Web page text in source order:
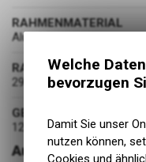
RAHMENMATERIAL
Aluminium
RADDURCHMESSER
29 Zoll
GEWICHT
12.8 kg
Ausstattung
Welche
bevorzugen
Damit Sie unser
nutzen können,
Cookies und